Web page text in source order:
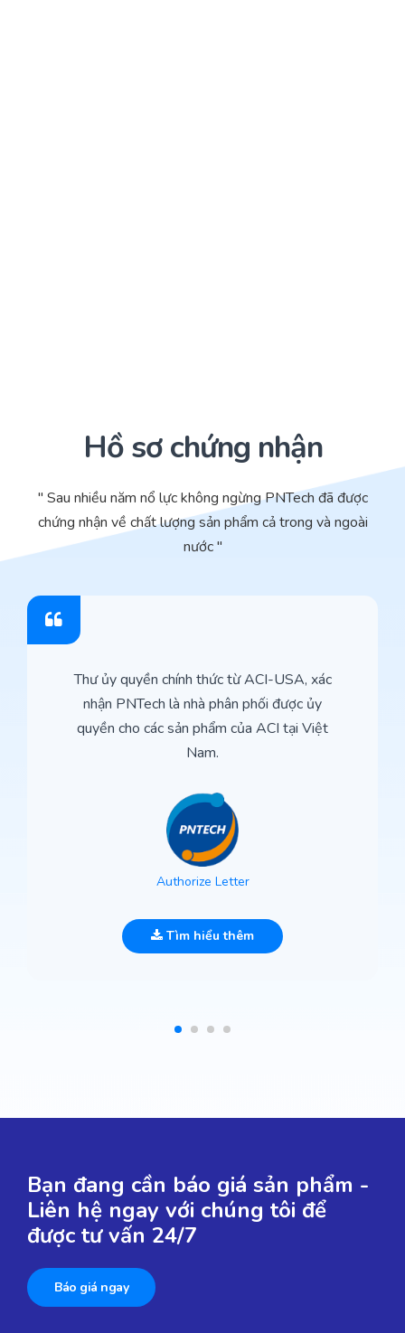
Hồ sơ chứng nhận
" Sau nhiều năm nổ lực không ngừng PNTech đã được
chứng nhận về chất lượng sản phẩm cả trong và ngoài
nước "
Thư ủy quyền chính thức từ ACI-USA, xác
nhận PNTech là nhà phân phối được ủy
quyền cho các sản phẩm của ACI tại Việt
Nam.
Authorize Letter
Tìm hiểu thêm
Bạn đang cần báo giá sản phẩm -
Liên hệ ngay với chúng tôi để
được tư vấn 24/7
Báo giá ngay